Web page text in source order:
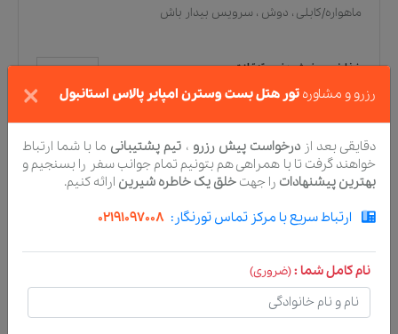
ماهواره/کابلی ، دوش ، سرویس بیدار باش
غذاخوری، نوشیدنی و تنقلات
ترتیب غذای جایگزین، صبحانه [بوفه]، صبحانه
غذایی، ساعت خوش، رستوران [حلال]، سرویس
انتقال فرودگاه، پارکینگ دوچرخه، پارکینگ
رزرو و مشاوره تور هتل بست وسترن امپایر پالاس استانبول ×
دقایقی بعد ازدرخواست پیش رزرو ، تیم پشتیبانی ما با شما ارتباط
خواهند گرفت تا با همراهی هم بتونیم تمام جوانب سفر را بسنجیم و
بهترین پیشنهادات را جهت خلق یک خاطره شیرین ارائه کنیم.
ارتباط سریع با مرکز تماس تورنگار: 02191097008
نام کامل شما :(ضروری)